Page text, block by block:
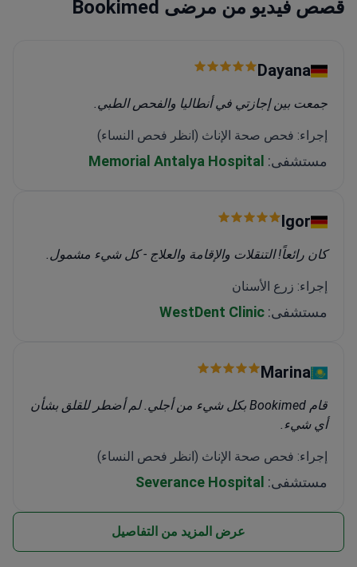
قصص فيديو من مرضى Bookimed
Dayana
جمعت بين إجازتي في أنطاليا والفحص الطبي.
إجراء: فحص صحة الإناث (انظر فحص النساء)
مستشفى: Memorial Antalya Hospital
Igor
كان رائعاً! التنقلات والإقامة والعلاج - كل شيء مشمول.
إجراء: زرع الأسنان
مستشفى: WestDent Clinic
Marina
قام Bookimed بكل شيء من أجلي. لم أضطر للقلق بشأن
أي شيء.
إجراء: فحص صحة الإناث (انظر فحص النساء)
مستشفى: Severance Hospital
عرض المزيد من التفاصيل